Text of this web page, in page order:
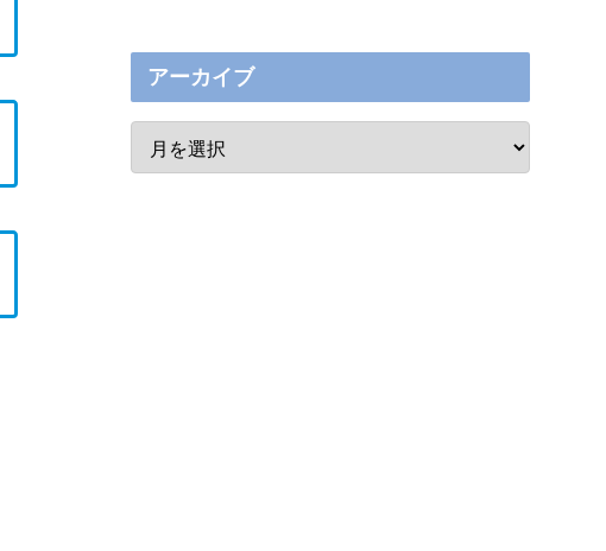
アーカイブ